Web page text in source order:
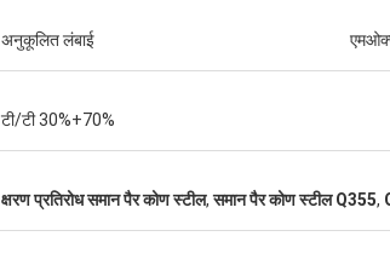
अनुकूलित लंबाई
टी/टी 30%+70%
क्षरण प्रतिरोध समान पैर कोण स्टील,समान पैर कोण स्टील Q355,